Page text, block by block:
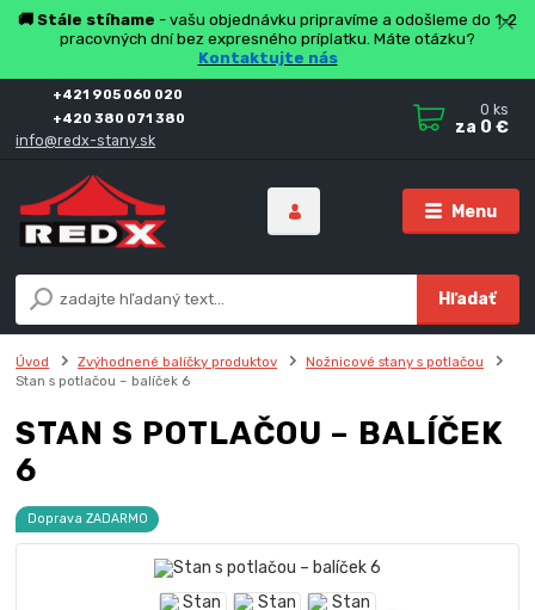
🚚 Stále stíhame - vašu objednávku pripravíme a odošleme do 1-2
pracovných dní bez expresného príplatku. Máte otázku?
Kontaktujte nás
Menu
Hľadať
+421 905 060 020
+420 380 071 380
info@redx-stany.sk
0 ks
za 0 €
Úvod Zvýhodnené balíčky produktov
Nožnicové stany s potlačou
Stan s potlačou – balíček 6
STAN S POTLAČOU – BALÍČEK
6
Doprava ZADARMO